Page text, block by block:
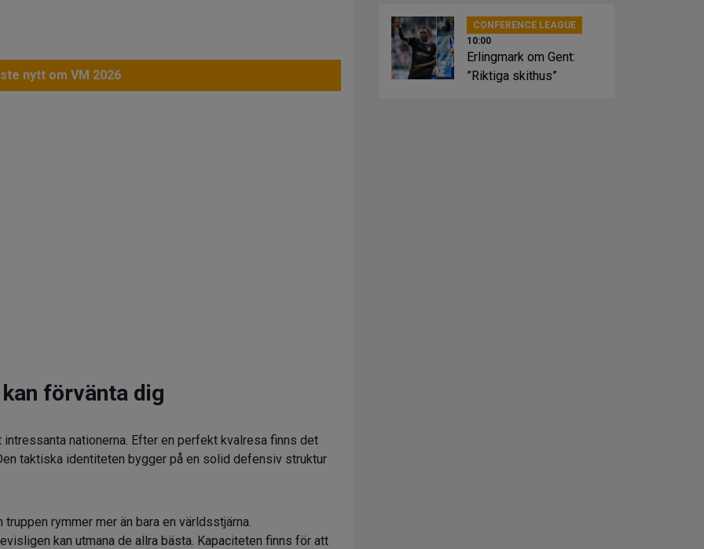
nytt om VM 2026
förvänta dig
nationerna. Efter en perfekt kvalresa finns det
taktiska identiteten bygger på en solid defensiv struktur
truppen rymmer mer än bara en världsstjärna.
kan utmana de allra bästa. Kapaciteten finns för att
CONFERENCE LEAGUE
10:00
Erlingmark om Gent:
”Riktiga skithus”